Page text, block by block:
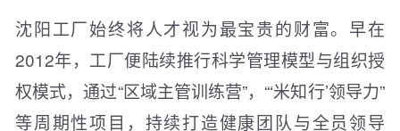
沈阳工厂始终将人才视为最宝贵的财富。早在
2012年，工厂便陆续推行科学管理模型与组织授
权模式，通过“区域主管训练营”，“‘米知行’领导力”
等周期性项目，持续打造健康团队与全员领导